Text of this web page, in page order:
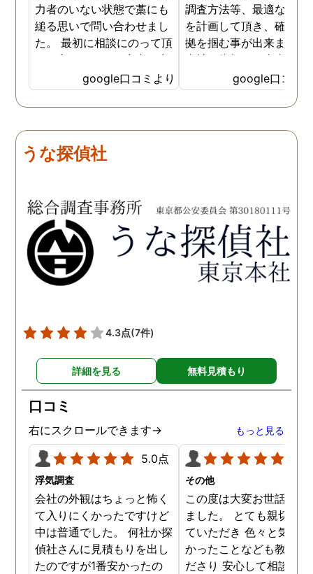
力者のいない状態で藁にも
縋る思いで問い合わせまし
た。 最初に相談にのって頂
いた方も、とても率直に意
見を言っていただき、また
費用面も正直に答えていた
だき、私の望む結果を得る
言えないですが、それでも
少しでも低く抑えるアドバ
た。 調査も私の望む結果を
得るべく、尽力して頂き、
密に連絡をいただきなが
ら、丁寧に対応してくださ
いました。 おかげで、とて
も、不安で日々辛い気持ち
対応して頂いた上に、かな
り迅速に弁護士に関するア
ドバイスを頂き繋いで下さ
った事、本当に感謝してい
ます。
google口コミより
調査方法等、最適なやり
を計画して頂き、確実な
拠を掴む事が出来ました
当社に依頼して本当に良
ったと実感しております
依頼中にはいろいろな相
も聞いて頂き、救われる
謝しております。 私と
何かありましたらご相談
せて頂きたいと思います
google口コミ
うな探偵社
4.3点(7件)
詳細を見る 無料見積もり
口コミ
右にスクロールできます→ もっと見る
5.0点
浮気調査
会社の外観はちょっと怖く
て入りにくかったですけど
中は普通でした。 何社か探
偵社さんに見積もりを出し
たのですが1番安かったの
その他
この度は大変お世話にな
ました。 とても親切に
ていただき 色々と気付
かったことなども教えて
ださり 安心して相談が